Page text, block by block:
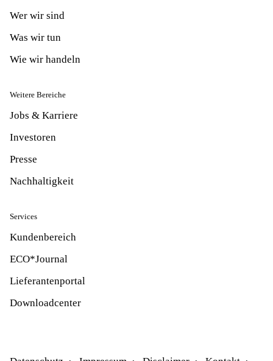
Wer wir sind
Was wir tun
Wie wir handeln
Weitere Bereiche
Jobs & Karriere
Investoren
Presse
Nachhaltigkeit
Services
Kundenbereich
ECO*Journal
Lieferantenportal
Downloadcenter